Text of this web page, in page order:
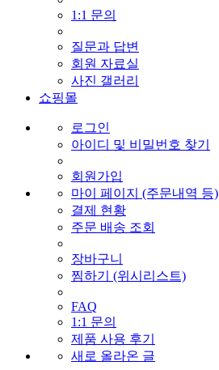
1:1 문의
질문과 답변
회원 자료실
사진 갤러리
쇼핑몰
로그인
아이디 및 비밀번호 찾기
회원가입
마이 페이지 (주문내역 등)
결제 현황
주문 배송 조회
장바구니
찜하기 (위시리스트)
FAQ
1:1 문의
제품 사용 후기
새로 올라온 글